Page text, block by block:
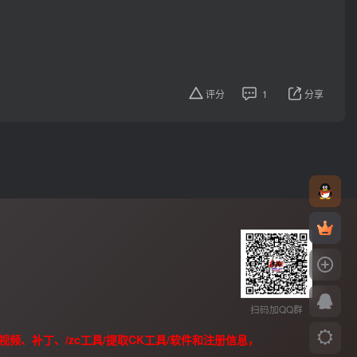
评分 1 分享
扫码加QQ群
、补丁、/zc工具/提取CK工具/软件和注册信息，